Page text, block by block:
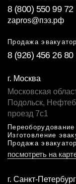
8 (800) 550 99 72
zapros@пэз.рф
Продажа
8 (926) 456 26 80
г. Москва
Московская
Подольск,
проезд 7с1
Изготовление
Продажа
посмотреть на
г. Санкт-Петербург